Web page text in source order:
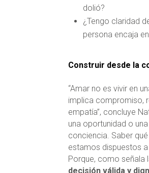
dolió?
¿Tengo claridad
persona encaja
Construir desde la
“Amar no es vivir en
implica compromiso,
empatía”, concluye
una oportunidad o
conciencia. Saber
estamos dispuestos
Porque, como señala
decisión válida y